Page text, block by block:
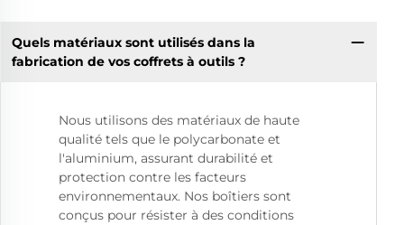
Quels matériaux sont utilisés dans la
fabrication de vos coffrets à outils ?
Nous utilisons des matériaux de haute
qualité tels que le polycarbonate et
l'aluminium, assurant durabilité et
protection contre les facteurs
environnementaux. Nos boîtiers sont
conçus pour résister à des conditions